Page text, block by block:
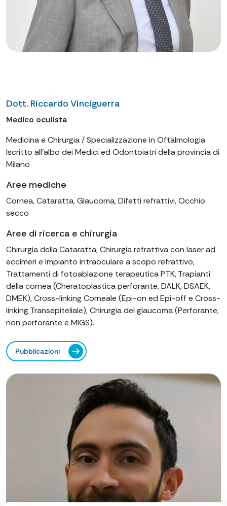
Dott. Riccardo Vinciguerra
Medico oculista
Medicina e Chirurgia / Specializzazione in Oftalmologia
Iscritto all'albo dei Medici ed Odontoiatri della provincia di
Milano
Aree mediche
Cornea, Cataratta, Glaucoma, Difetti refrattivi, Occhio
secco
Aree di ricerca e chirurgia
Chirurgia della Cataratta, Chirurgia refrattiva con laser ad
eccimeri e impianto intraoculare a scopo refrattivo,
Trattamenti di fotoablazione terapeutica PTK, Trapianti
della cornea (Cheratoplastica perforante, DALK, DSAEK,
DMEK), Cross-linking Corneale (Epi-on ed Epi-off e Cross-
linking Transepiteliale), Chirurgia del glaucoma (Perforante,
non perforante e MIGS).
Pubblicazioni